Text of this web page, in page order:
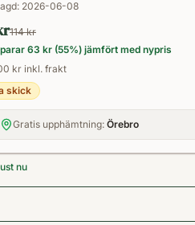
Inbunden
2026-06-08
114 kr
63 kr (55%) jämfört med nypris
kr inkl. frakt
skick
Gratis upphämtning: Örebro
nu